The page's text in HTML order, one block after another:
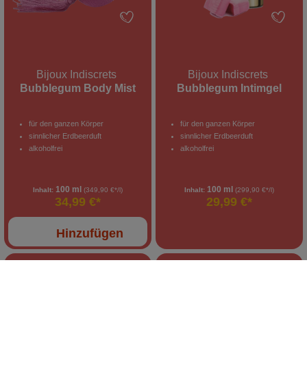
Bijoux Indiscrets
Bubblegum Body Mist
für den ganzen Körper
sinnlicher Erdbeerduft
alkoholfrei
Inhalt: 100 ml (349,90 €*/l)
34,99 €*
Hinzufügen
Bijoux Indiscrets
Bubblegum Intimgel
für den ganzen Körper
sinnlicher Erdbeerduft
alkoholfrei
Inhalt: 100 ml (299,90 €*/l)
29,99 €*